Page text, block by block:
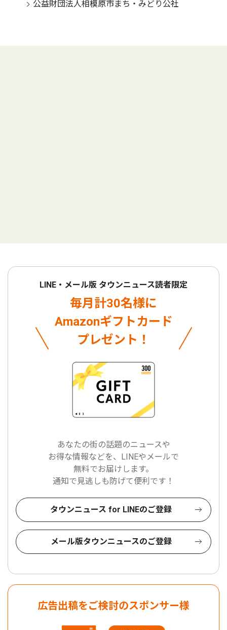
公益財団法人相模原市まち・みどり公社
LINE・メール版 タウンニュース読者限定
毎月計30名様に
Amazonギフトカード
プレゼント！
あなたの街の話題のニュースや
お得な情報などを、LINEやメールで
無料でお届けします。
通知で見逃しも防げて便利です！
タウンニュース for LINEのご登録
メール版タウンニュースのご登録
広告出稿をご検討のスポンサー様